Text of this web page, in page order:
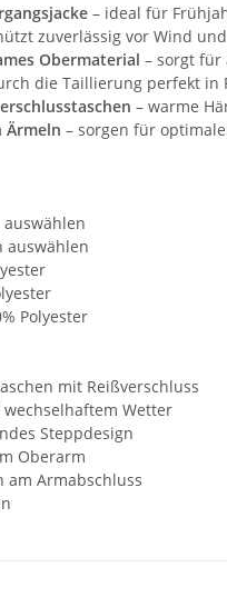
– ideal für
zuverlässig vor Wind
Obermaterial – sorgt für
die Taillierung perfekt in
– warme
Ärmeln – sorgen für
auswählen
auswählen
Polyester
mit Reißverschluss
wechselhaftem Wetter
Steppdesign
Oberarm
am Armabschluss